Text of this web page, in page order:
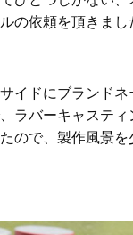
の依頼を頂きまし
イドにブランドネ
ラバーキャスティ
ので、製作風景を